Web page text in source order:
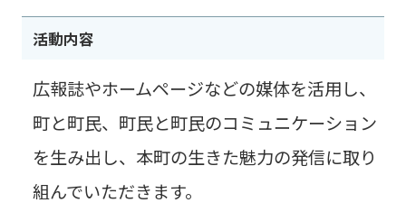
活動内容
広報誌やホームページなどの媒体を活用し、
町と町民、町民と町民のコミュニケーション
を生み出し、本町の生きた魅力の発信に取り
組んでいただきます。